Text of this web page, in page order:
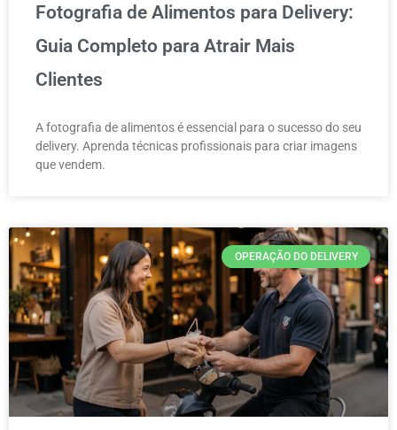
Fotografia de Alimentos para Delivery:
Guia Completo para Atrair Mais
Clientes
A fotografia de alimentos é essencial para o sucesso do seu
delivery. Aprenda técnicas profissionais para criar imagens
que vendem.
OPERAÇÃO DO DELIVERY